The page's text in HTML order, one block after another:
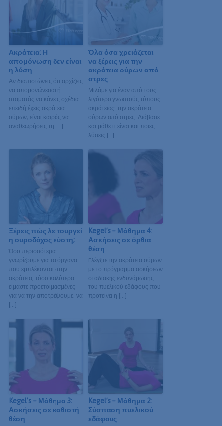
Ακράτεια: Η
απομόνωση δεν είναι
η λύση
Αν διαπιστώνεις ότι αρχίζεις
να απομονώνεσαι ή
σταματάς να κάνεις σχέδια
επειδή έχεις ακράτεια
ούρων, είναι καιρός να
αναθεωρήσεις τη […]
Όλα όσα χρειάζεται
να ξέρεις για την
ακράτεια ούρων από
στρες
Μιλάμε για έναν από τους
λιγότερο γνωστούς τύπους
ακράτειας: την ακράτεια
ούρων από στρες. Διάβασε
και μάθε τι είναι και ποιες
λύσεις […]
Ξέρεις πώς λειτουργεί
η ουροδόχος κύστη;
Όσο περισσότερα
γνωρίζουμε για τα όργανα
που εμπλέκονται στην
ακράτεια, τόσο καλύτερα
είμαστε προετοιμασμένες
για να την αποτρέψουμε, να
[…]
Kegel’s – Μάθημα 4:
Ασκήσεις σε όρθια
θέση
Eλέγξτε την ακράτεια ούρων
με το πρόγραμμα ασκήσεων
σταδιακής ενδυνάμωσης
του πυελικού εδάφους που
προτείνει η […]
Kegel’s – Μάθημα 3:
Ασκήσεις σε καθιστή
θέση
Kegel’s – Μάθημα 2:
Σύσπαση πυελικού
εδάφους